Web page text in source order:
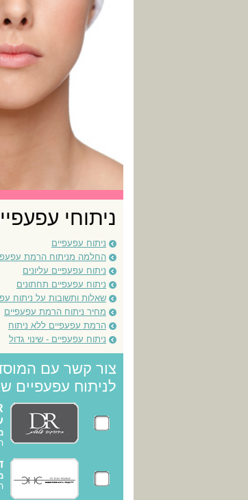
ניתוחי
ניתוח עפעפיים
החלמה מניתוח הרמת
ניתוח עפעפיים עליונים
ניתוח עפעפיים תחתונים
שאלות ותשובות על ניתוח
מחיר ניתוח הרמת עפעפיים
הרמת עפעפיים ללא ניתוח
ניתוח עפעפיים - שינוי גדול
צור קשר עם
לניתוח עפעפיים